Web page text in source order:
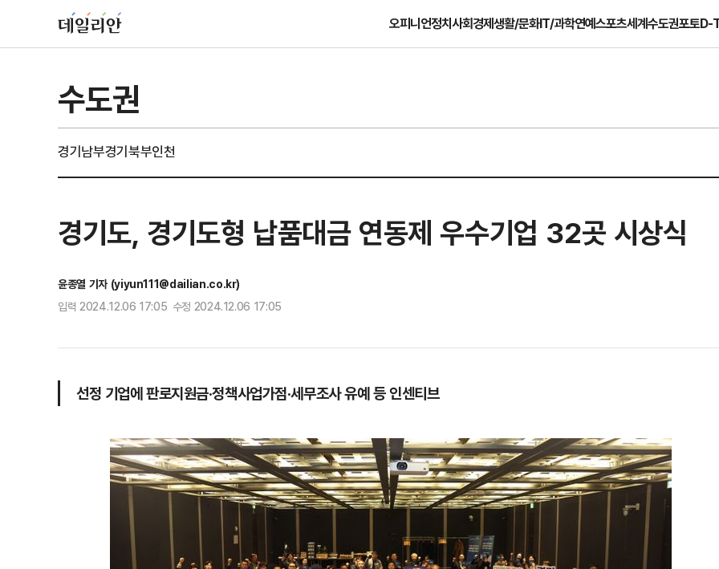
오피니언정치사회경제생활/문화IT/과학연예스포츠세계수도권포토D-
수도권
경기남부경기북부인천
경기도, 경기도형 납품대금 연동제 우수기업 32곳 시상식
윤종열 기자 (yiyun111@dailian.co.kr)
입력 2024.12.06 17:05 수정 2024.12.06 17:05
선정 기업에 판로지원금·정책사업가점·세무조사 유예 등 인센티브